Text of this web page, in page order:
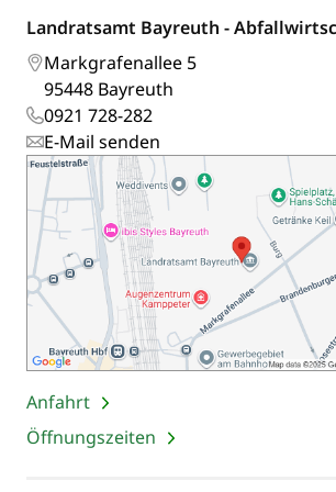
Landratsamt Bayreuth -
Markgrafenallee 5
95448 Bayreuth
0921 728-282
E-Mail senden
Anfahrt
Öffnungszeiten